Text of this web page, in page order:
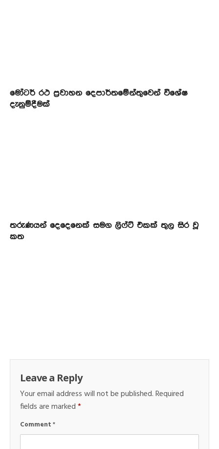
මෝටර් රථ ප්‍රවාහන දෙපාර්තමේන්තුවෙන් විශේෂ
දැනුම්දීමක්
තරුණයන් දෙදෙනෙක් සමග ලිෆ්ට් එකක් තුල සිර වූ
කත
Leave a Reply
Your email address will not be published.Required
fields are marked*
Comment*